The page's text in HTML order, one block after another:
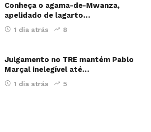
Conheça o agama-de-Mwanza,
apelidado de lagarto…
1 dia atrás 8
Julgamento no TRE mantém Pablo
Marçal inelegível até…
1 dia atrás 5